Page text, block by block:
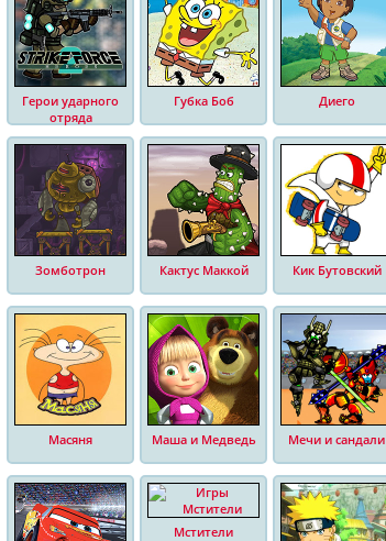
Герои ударного
отряда
Губка Боб Диего
Зомботрон Кактус Маккой Кик Бутовский
Масяня Маша и Медведь Мечи и сандали
Мстители